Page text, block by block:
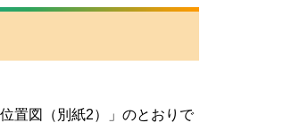
置図（別紙2）」のとおりで